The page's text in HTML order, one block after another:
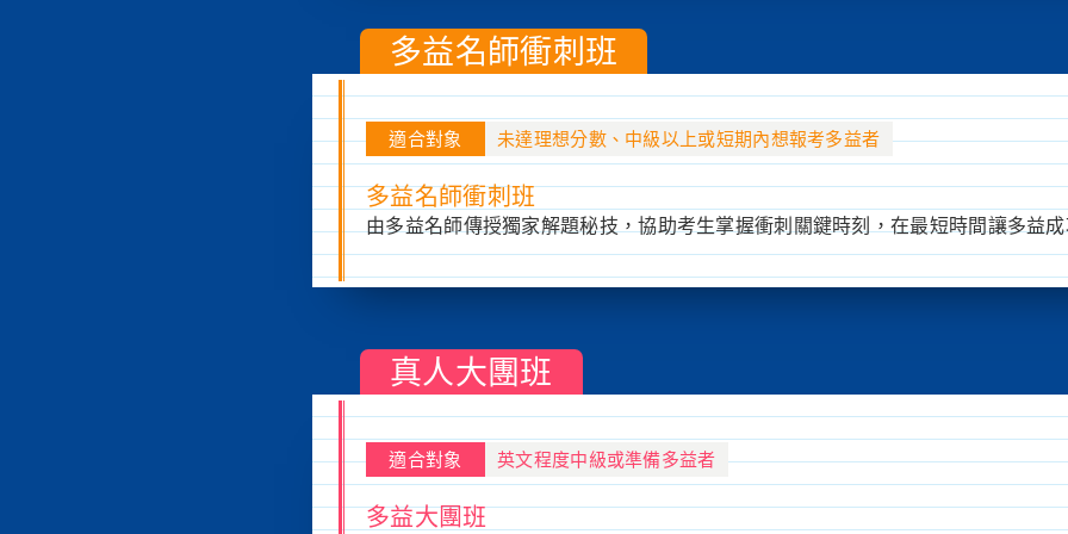
多益名師衝刺班
適合對象 未達理想分數、中級以上或短期內想報考多益者
多益名師衝刺班
由多益名師傳授獨家解題秘技，協助考生掌握衝刺關鍵時刻，在最短時間讓多益
真人大團班
適合對象 英文程度中級或準備多益者
多益大團班